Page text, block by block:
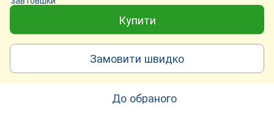
Купити
Замовити швидко
До обраного